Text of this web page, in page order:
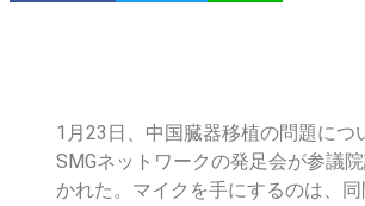
臓
器
1月23日、中国臓器移植の問題につ
SMGネットワークの発足会が参議
かれた。マイクを手にするのは、